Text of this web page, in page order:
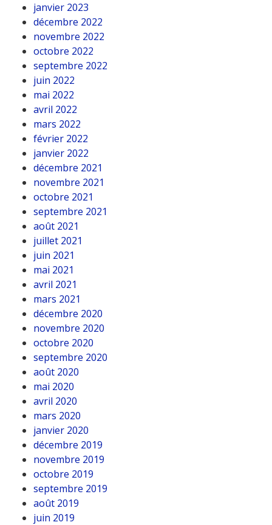
janvier 2023
décembre 2022
novembre 2022
octobre 2022
septembre 2022
juin 2022
mai 2022
avril 2022
mars 2022
février 2022
janvier 2022
décembre 2021
novembre 2021
octobre 2021
septembre 2021
août 2021
juillet 2021
juin 2021
mai 2021
avril 2021
mars 2021
décembre 2020
novembre 2020
octobre 2020
septembre 2020
août 2020
mai 2020
avril 2020
mars 2020
janvier 2020
décembre 2019
novembre 2019
octobre 2019
septembre 2019
août 2019
juin 2019